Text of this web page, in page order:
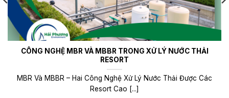
CÔNG NGHỆ MBR VÀ MBBR TRONG XỬ LÝ NƯỚC THẢI
RESORT
MBR Và MBBR – Hai Công Nghệ Xử Lý Nước Thải Được Các
Resort Cao [...]